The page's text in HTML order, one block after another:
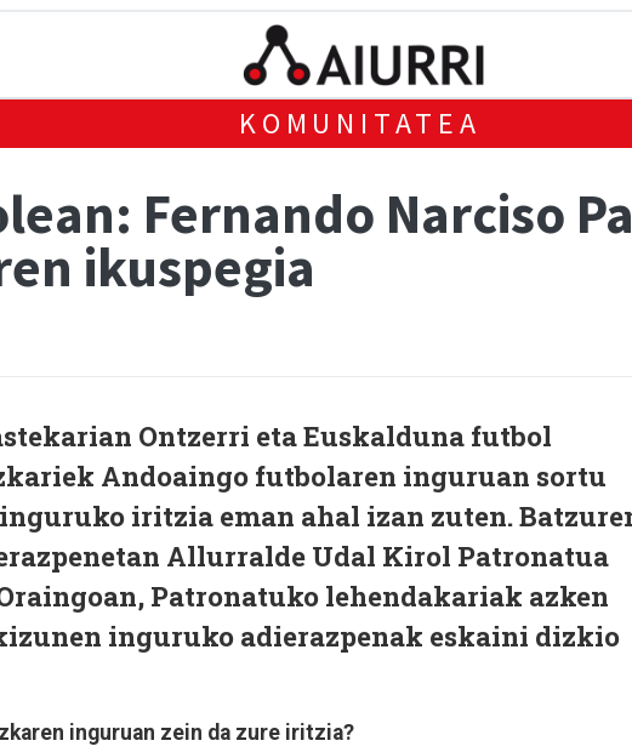
KOMUNITATEA
Fernando Narciso
ikuspegia
Ontzerri eta Euskalduna futbol
Andoaingo futbolaren inguruan sortu
iritzia eman ahal izan zuten.
Allurralde Udal Kirol Patronatua
Patronatuko lehendakariak azken
inguruko adierazpenak eskaini dizkio
inguruan zein da zure iritzia?